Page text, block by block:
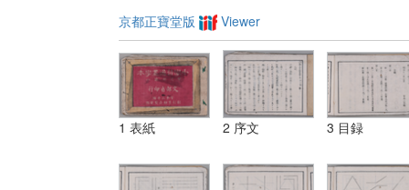
京都正寶堂版 Viewer
1 表紙 2 序文 3 目録